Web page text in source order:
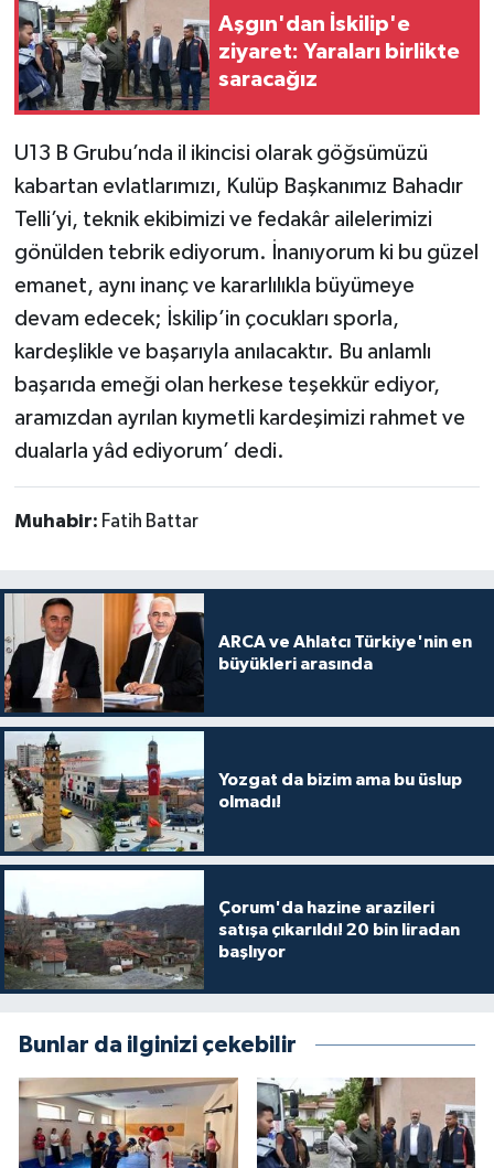
Aşgın'dan İskilip'e
ziyaret: Yaraları birlikte
saracağız
U13 B Grubu’nda il ikincisi olarak göğsümüzü
kabartan evlatlarımızı, Kulüp Başkanımız Bahadır
Telli’yi, teknik ekibimizi ve fedakâr ailelerimizi
gönülden tebrik ediyorum. İnanıyorum ki bu güzel
emanet, aynı inanç ve kararlılıkla büyümeye
devam edecek; İskilip’in çocukları sporla,
kardeşlikle ve başarıyla anılacaktır. Bu anlamlı
başarıda emeği olan herkese teşekkür ediyor,
aramızdan ayrılan kıymetli kardeşimizi rahmet ve
dualarla yâd ediyorum’ dedi.
Muhabir: Fatih Battar
ARCA ve Ahlatcı Türkiye'nin en
büyükleri arasında
Yozgat da bizim ama bu üslup
olmadı!
Çorum'da hazine arazileri
satışa çıkarıldı! 20 bin liradan
başlıyor
Bunlar da ilginizi çekebilir